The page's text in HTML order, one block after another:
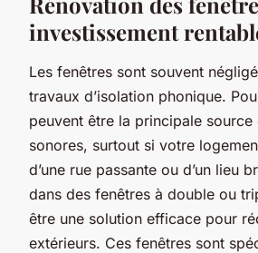
investissement
Les fenêtres sont souvent
travaux d’isolation phonique.
peuvent être la principale source
sonores, surtout si votre
d’une rue passante ou d’un lieu
dans des fenêtres à double ou
être une solution efficace pour
extérieurs. Ces fenêtres sont